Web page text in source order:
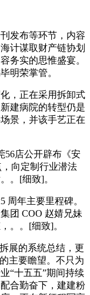
发布等环节，内容
计谋取财产链协划
务实的思惟盛宴。
明荣掌管。
，正在采用拆卸式
建病院的转型仍是
景，并该手艺正在
店公开辟布《安
向定制行业潜法
。[细致]。
年主要里程碑。
团 COO 赵婧兄妹
。。[细致]。
展的系统总结，更
主要瞻望。不只为
“十五五”期间持续
合勤奋下，建建粉